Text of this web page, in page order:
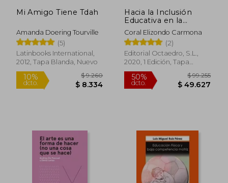
Mi Amigo Tiene Tdah
Amanda Doering Tourville
(5)
Latinbooks International,
2012, Tapa Blanda, Nuevo
10%
dcto.
Hacia la Inclusión
Educativa en la
Universidad
Coral Elizondo Carmona
(2)
Editorial Octaedro, S.L.,
2020, 1 Edición, Tapa
Blanda, Nuevo
50%
dcto.